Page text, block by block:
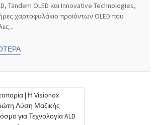
Tandem OLED και Innovative Technologies,
χαρτοφυλάκιο προϊόντων OLED που